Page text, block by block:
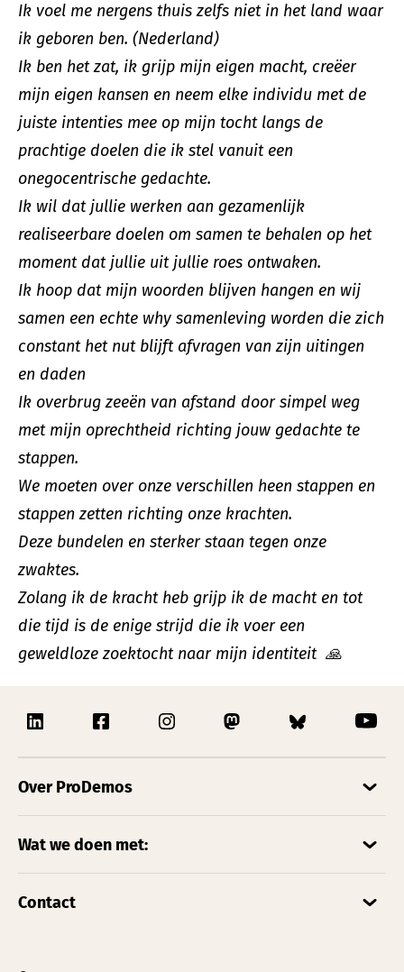
Ik voel me nergens thuis zelfs niet in het land waar
ik geboren ben. (Nederland)
Ik ben het zat, ik grijp mijn eigen macht, creëer
mijn eigen kansen en neem elke individu met de
juiste intenties mee op mijn tocht langs de
prachtige doelen die ik stel vanuit een
onegocentrische gedachte.
Ik wil dat jullie werken aan gezamenlijk
realiseerbare doelen om samen te behalen op het
moment dat jullie uit jullie roes ontwaken.
Ik hoop dat mijn woorden blijven hangen en wij
samen een echte why samenleving worden die zich
constant het nut blijft afvragen van zijn uitingen
en daden
Ik overbrug zeeën van afstand door simpel weg
met mijn oprechtheid richting jouw gedachte te
stappen.
We moeten over onze verschillen heen stappen en
stappen zetten richting onze krachten.
Deze bundelen en sterker staan tegen onze
zwaktes.
Zolang ik de kracht heb grijp ik de macht en tot
die tijd is de enige strijd die ik voer een
geweldloze zoektocht naar mijn identiteit 🙏
Over ProDemos
Wat we doen met:
Contact